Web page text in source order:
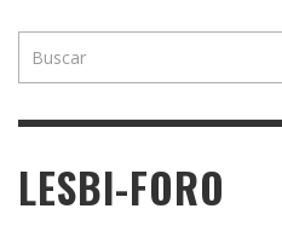
LESBI-FORO